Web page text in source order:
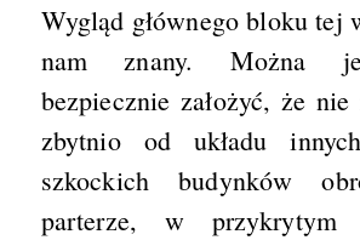
Wygląd głównego bloku tej
nam znany. Można
bezpiecznie założyć, że
zbytnio od układu
szkockich budynków
parterze, w przykrytym